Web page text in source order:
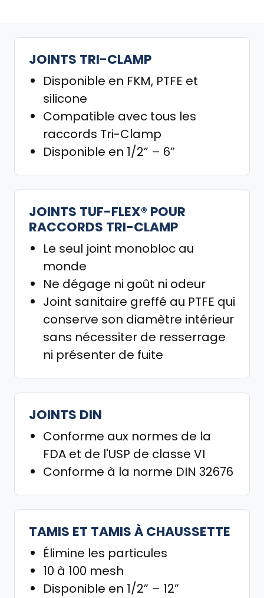
JOINTS TRI-CLAMP
Disponible en FKM, PTFE et
silicone
Compatible avec tous les
raccords Tri-Clamp
Disponible en 1/2” – 6”
JOINTS TUF-FLEX® POUR
RACCORDS TRI-CLAMP
Le seul joint monobloc au
monde
Ne dégage ni goût ni odeur
Joint sanitaire greffé au PTFE qui
conserve son diamètre intérieur
sans nécessiter de resserrage
ni présenter de fuite
JOINTS DIN
Conforme aux normes de la
FDA et de l'USP de classe VI
Conforme à la norme DIN 32676
TAMIS ET TAMIS À CHAUSSETTE
Élimine les particules
10 à 100 mesh
Disponible en 1/2” – 12”